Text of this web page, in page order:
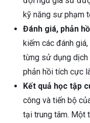
kỹ năng sư phạm
Đánh giá, phản
kiếm các đánh
từng sử dụng
phản hồi tích cực
Kết quả học tập
công và tiến bộ
tại trung tâm. Một